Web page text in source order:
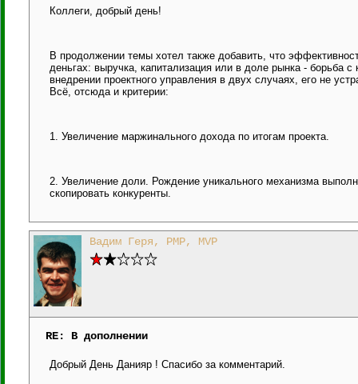
Коллеги, добрый день!
В продолжении темы хотел также добавить, что
деньгах: выручка, капитализация или в доле рынка - борьба
внедрении проектного управления в двух случаях, его не
Всё, отсюда и критерии:
1. Увеличение маржинального дохода по итогам проекта.
2. Увеличение доли. Рождение уникального механизма
скопировать конкуренты.
Вадим Геря, PMP, MVP
RE: В дополнении
Добрый День Данияр ! Спасибо за комментарий.